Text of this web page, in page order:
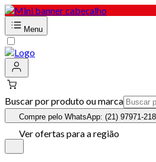
Menu
Buscar por produto ou marca
Compre pelo WhatsApp: (21) 97971-
Ver ofertas para a região